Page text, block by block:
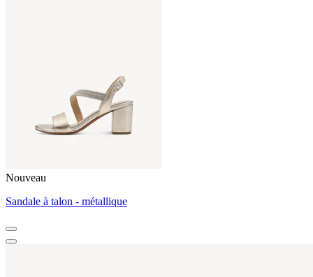
Nouveau
Sandale à talon - métallique